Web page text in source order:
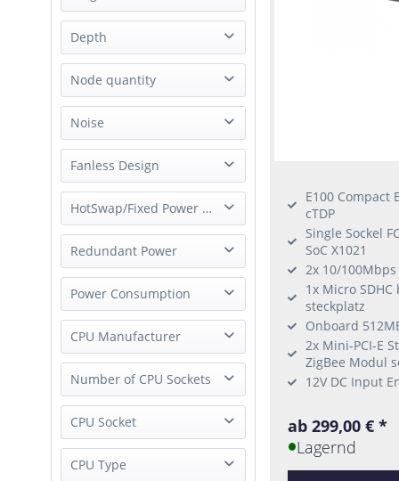
Mini Tower
Box PC
Desktop
Single Board Computer
1U
3.5U
not applicable
Depth
Short
Node quantity
1 Node
Noise
whisper quiet
Fanless Design
fanless HotSwap/Fixed Power Supply
Fixed Power Supply
External Power Supply
Redundant Power
Single Power
Power Consumption
Low-Power
CPU Manufacturer
Intel
Number of CPU Sockets
1 Socket
CPU Socket
Socket FCBGA1356
CPU Type
E100 Compact
cTDP
Single Sockel
SoC X1021
2x 10/100Mbps
1x Micro
steckplatz
Onboard
2x Mini-PCI-E
ZigBee Modul
12V DC Input
ab 299,00 € *
Lagernd